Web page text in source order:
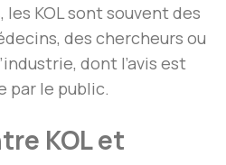
KOL sont souvent des
des chercheurs ou
dont l’avis est
par le public.
KOL et